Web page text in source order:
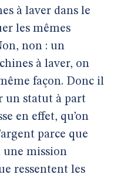
à laver dans le
les mêmes
non : un
à laver, on
façon. Donc il
un statut à part
en effet, qu’on
parce que
une mission
ressentent les